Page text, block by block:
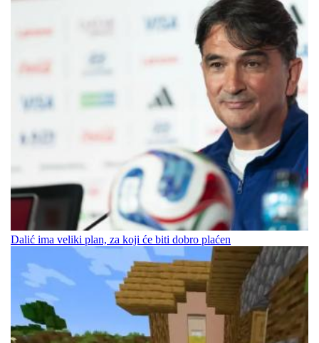
Dalić ima veliki plan, za koji će biti dobro plaćen